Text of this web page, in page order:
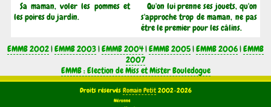
Sa maman, voler les pommes et
les poires du jardin.
Qu'on lui prenne ses jouets, qu'on
s'approche trop de maman, ne pas
être le premier pour les câlins.
EMMB 2002|EMMB 2003|EMMB 2004|EMMB 2005|EMMB 2006|EMMB
2007
EMMB : Election de Miss et Mister Bouledogue
Droits réservés Romain Petit2002-2026
Néronne